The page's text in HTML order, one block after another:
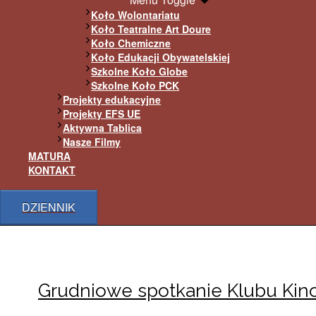
Koło Wolontariatu
Koło Teatralne Art Doure
Koło Chemiczne
Koło Edukacji Obywatelskiej
Szkolne Koło Globe
Szkolne Koło PCK
Projekty edukacyjne
Projekty EFS UE
Aktywna Tablica
Nasze Filmy
MATURA
KONTAKT
DZIENNIK
Grudniowe spotkanie Klubu